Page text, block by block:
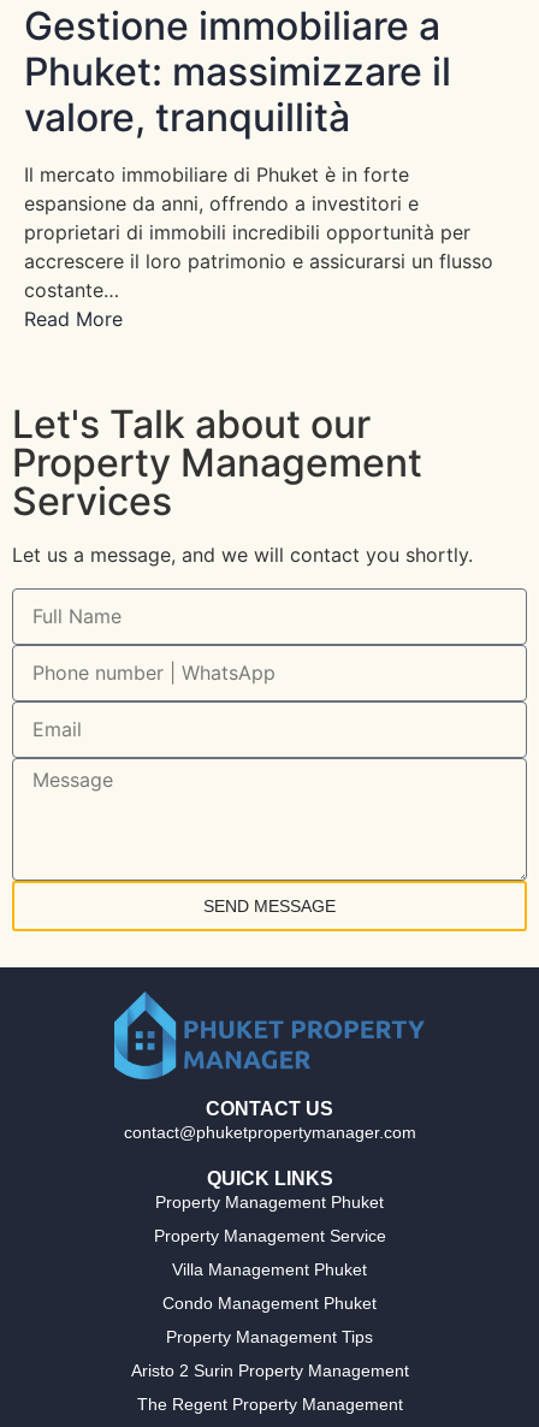
Gestione immobiliare a
Phuket: massimizzare il
valore, tranquillità
Il mercato immobiliare di Phuket è in forte
espansione da anni, offrendo a investitori e
proprietari di immobili incredibili opportunità per
accrescere il loro patrimonio e assicurarsi un flusso
costante…
Read More
Let's Talk about our
Property Management
Services
Let us a message, and we will contact you shortly.
SEND MESSAGE
CONTACT US
contact@phuketpropertymanager.com
QUICK LINKS
Property Management Phuket
Property Management Service
Villa Management Phuket
Condo Management Phuket
Property Management Tips
Aristo 2 Surin Property Management
The Regent Property Management